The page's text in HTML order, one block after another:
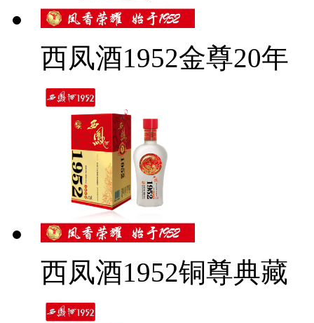
西凤酒1952金尊20年
西凤酒1952铜尊典藏